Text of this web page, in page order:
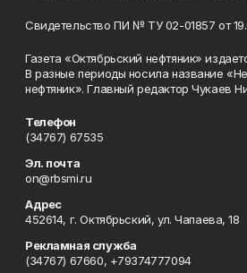
Свидетельство ПИ № ТУ 02-01857 от
Газета «Октябрьский нефтяник»
В разные периоды носила название
нефтяник». Главный редактор Чукаев
Телефон
(34767) 67535
Эл. почта
on@rbsmi.ru
Адрес
452614, г. Октябрьский, ул. Чапаева, 18
Рекламная служба
(34767) 67660, +79374777094